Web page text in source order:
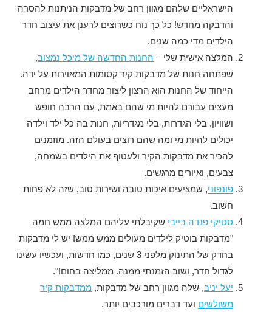
הישראליים שלהם מגוון רחב של מדבקות הניתנות להסרה
והדבקה מחדש! כל כך נוח כשרוצים לרענן את עיצוב חדר
הילדים מדי כמה שנים.
המלצה אישית שלי – החנות החדשה של מיכל נמצוב,
שפתחה חנות של מדבקות קיר קסומות המאוירות על ידה.
הייחוד של החנות הוא הרצון ליצור מחדר הילדים מרחב
מעצים עבורם להיות מי שהם באמת, עם הרבה חופש
ושוויון. בלי הגדרות, בלי מגדריות, חנות בה כל ילד וילדה
יכולים להיות מי ומה שהם רוצים בעולם הזה. מוזמנים
להכיר את מדבקות הקיר ולעטוף את הילדים בשמחה,
צבעים, ואיורים מרגשים.
פונפוני, שמציעים איכות טובה ושירות טוב, שזה לא פחות
חשוב.
סטיקי פנדה בייבי שקיבלתי עליהם המלצה ממש חמה
"מדבקות בוטיק לילדים מעולים ממש ממש! יש לי מדבקות
בחדק של התינוק מלפני 3 שנים, כמו חדשות, ועכשיו עשינו
לגדול חדר, ושוב הזמנתי ממנה. ממליצה בחום!".
יעל יניב, שלה מגוון רחב של מדבקות, ממדבקות קיר
משולשים ועד דברים מורכבים יותר.